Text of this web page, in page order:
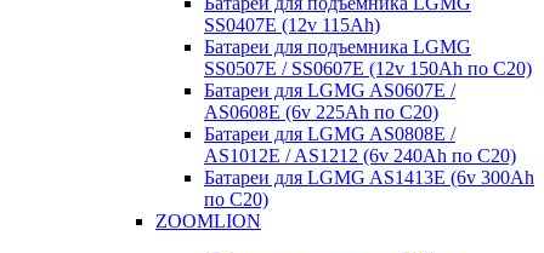
SS0407E (12v 115Ah)
Батареи для подъемника LGMG
SS0507E / SS0607E (12v 150Ah по С20)
Батареи для LGMG AS0607E /
AS0608E (6v 225Ah по С20)
Батареи для LGMG AS0808E /
AS1012E / AS1212 (6v 240Ah по С20)
Батареи для LGMG AS1413E (6v 300Ah
по С20)
ZOOMLION